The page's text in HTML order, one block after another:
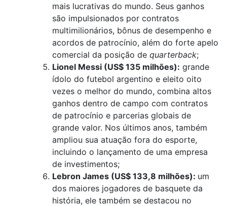
mais lucrativas do mundo. Seus ganhos
são impulsionados por contratos
multimilionários, bônus de desempenho e
acordos de patrocínio, além do forte apelo
comercial da posição de quarterback;
Lionel Messi (US$ 135 milhões): grande
ídolo do futebol argentino e eleito oito
vezes o melhor do mundo, combina altos
ganhos dentro de campo com contratos
de patrocínio e parcerias globais de
grande valor. Nos últimos anos, também
ampliou sua atuação fora do esporte,
incluindo o lançamento de uma empresa
de investimentos;
Lebron James (US$ 133,8 milhões): um
dos maiores jogadores de basquete da
história, ele também se destacou no